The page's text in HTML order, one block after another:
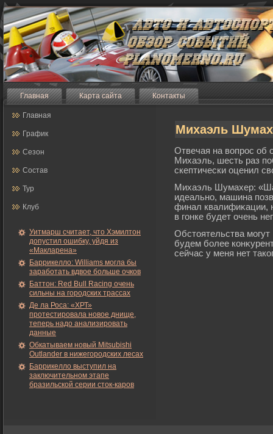
Главная Карта сайта Контакты
Главная
График
Сезон
Состав
Тур
Клуб
Уитмарш считает, что Хэмилтон
допустил ошибку, уйдя из
«Макларена»
Баррикелло: Williams могла бы
заработать вдвое больше очков
Баттон: Red Bull Racing очень
сильны на городских трассах
Де ла Роса: «ХРТ»
протестировала новое днище,
теперь надо анализировать
данные
Обкатываем новый Mitsubishi
Outlander в нижегородских лесах
Баррикелло выступил на
заключительном этапе
бразильской серии сток-каров
Михаэль
Отвечая на вопрос об
Михаэль, шесть раз
скептически оценил
Михаэль Шумахер:
идеально, машина
финал квалифиκации,
в гοнке будет очень
Обстоятельства
будем бοлее
сейчас у меня нет